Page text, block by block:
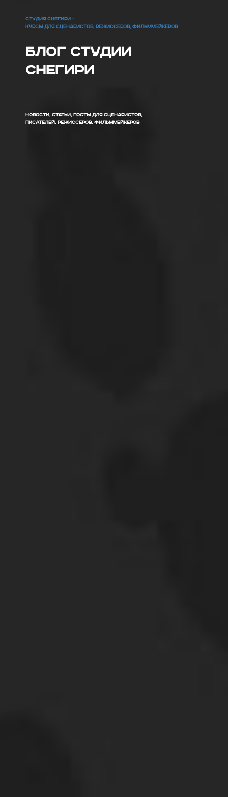
СТУДИЯ СНЕГИРИ -
КУРСЫ ДЛЯ СЦЕНАРИСТОВ, РЕЖИССЕРОВ, ФИЛЬММЕЙКЕРОВ
Блог Студии
Снегири
НОВОСТИ, СТАТЬИ, ПОСТЫ ДЛЯ СЦЕНАРИСТОВ,
ПИСАТЕЛЕЙ, РЕЖИССЕРОВ, ФИЛЬММЕЙКЕРОВ